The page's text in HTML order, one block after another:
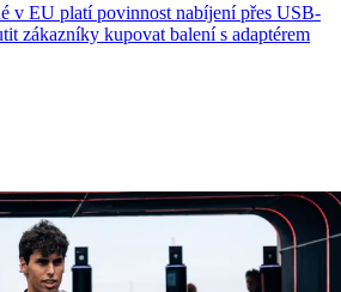
v EU platí povinnost nabíjení přes USB-
zákazníky kupovat balení s adaptérem